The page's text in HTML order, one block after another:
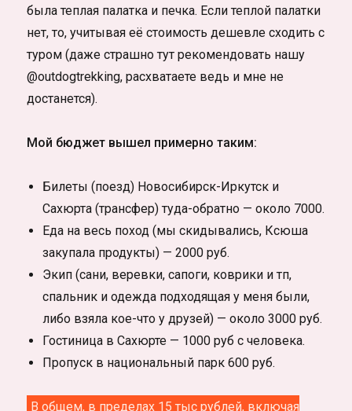
была теплая палатка и печка. Если теплой палатки
нет, то, учитывая её стоимость дешевле сходить с
туром (даже страшно тут рекомендовать нашу
@outdogtrekking, расхватаете ведь и мне не
достанется).
Мой бюджет вышел примерно таким:
Билеты (поезд) Новосибирск-Иркутск и
Сахюрта (трансфер) туда-обратно — около 7000.
Еда на весь поход (мы скидывались, Ксюша
закупала продукты) — 2000 руб.
Экип (сани, веревки, сапоги, коврики и тп,
спальник и одежда подходящая у меня были,
либо взяла кое-что у друзей) — около 3000 руб.
Гостиница в Сахюрте — 1000 руб с человека.
Пропуск в национальный парк 600 руб.
В общем, в пределах 15 тыс рублей, включая